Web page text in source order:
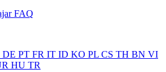
FAQ
DE PT FR IT ID KO PL CS TH BN VI
HU TR